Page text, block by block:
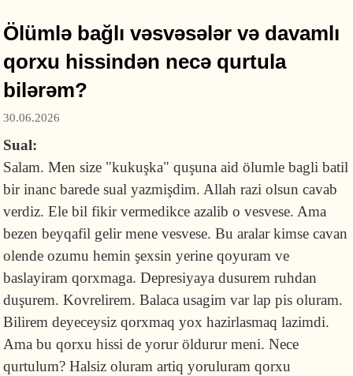
Ölümlə bağlı vəsvəsələr və davamlı
qorxu hissindən necə qurtula
bilərəm?
30.06.2026
Sual:
Salam. Men size "kukuşka" quşuna aid ölumle bagli batil
bir inanc barede sual yazmişdim. Allah razi olsun cavab
verdiz. Ele bil fikir vermedikce azalib o vesvese. Ama
bezen beyqafil gelir mene vesvese. Bu aralar kimse cavan
olende ozumu hemin şexsin yerine qoyuram ve
baslayiram qorxmaga. Depresiyaya dusurem ruhdan
duşurem. Kovrelirem. Balaca usagim var lap pis oluram.
Bilirem deyeceysiz qorxmaq yox hazirlasmaq lazimdi.
Ama bu qorxu hissi de yorur öldurur meni. Nece
qurtulum? Halsiz oluram artiq yoruluram qorxu